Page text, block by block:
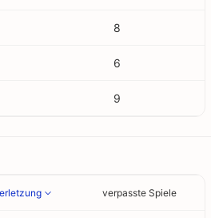
8
6
9
verpasste Spiele